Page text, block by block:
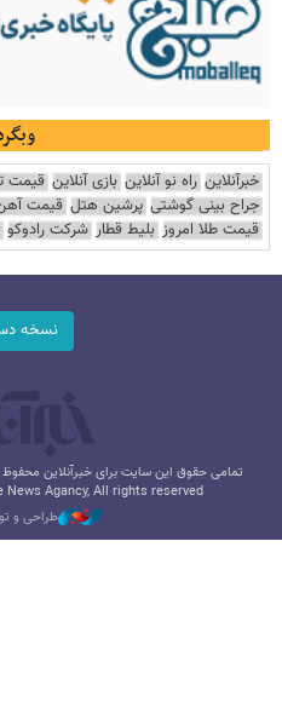
خبرآنلاین راه نو آنلاین بازی آنلاین قیمت
جراح بینی گوشتی پرشین هتل قیمت آهن
قیمت طلا امروز بلیط قطار شرکت رادوکو
نسخه
تمامی حقوق این سایت برای خبرآنلاین
Agancy, All rights reserved
طراحی و